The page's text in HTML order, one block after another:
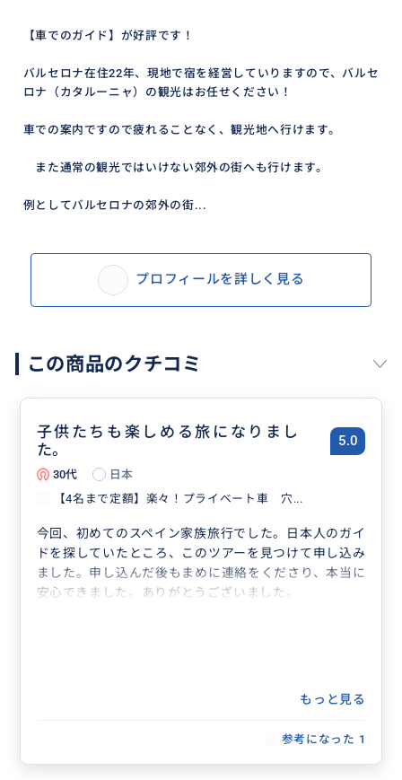
【車でのガイド】が好評です！
バルセロナ在住22年、現地で宿を経営していりますので、バルセ
ロナ（カタルーニャ）の観光はお任せください！
車での案内ですので疲れることなく、観光地へ行けます。
また通常の観光ではいけない郊外の街へも行けます。
例としてバルセロナの郊外の街...
プロフィールを詳しく見る
この商品のクチコミ
子供たちも楽しめる旅になりまし
た。
5.0
30代
日本
【4名まで定額】楽々！プライベート車 穴...
今回、初めてのスペイン家族旅行でした。日本人のガイ
ドを探していたところ、このツアーを見つけて申し込み
ました。申し込んだ後もまめに連絡をくださり、本当に
安心できました。ありがとうございました。
もっと見る
参考になった 1